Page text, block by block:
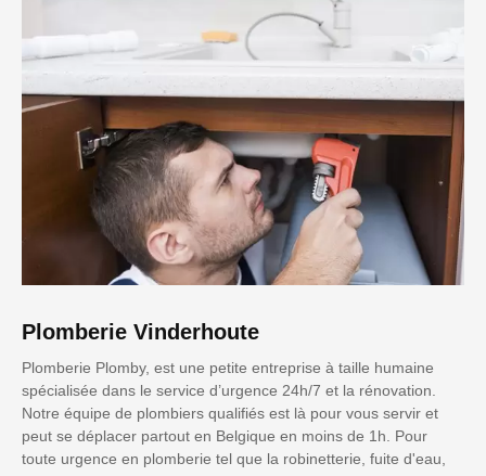
Plomberie Vinderhoute
Plomberie Plomby, est une petite entreprise à taille humaine
spécialisée dans le service d’urgence 24h/7 et la rénovation.
Notre équipe de plombiers qualifiés est là pour vous servir et
peut se déplacer partout en Belgique en moins de 1h. Pour
toute urgence en plomberie tel que la robinetterie, fuite d'eau,